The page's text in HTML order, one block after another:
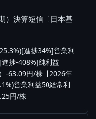
）決算短信〔日本基
進捗34%]営業利
捗-408%]純利益
-63.09円/株【2026年
営業利益50経常利
円/株